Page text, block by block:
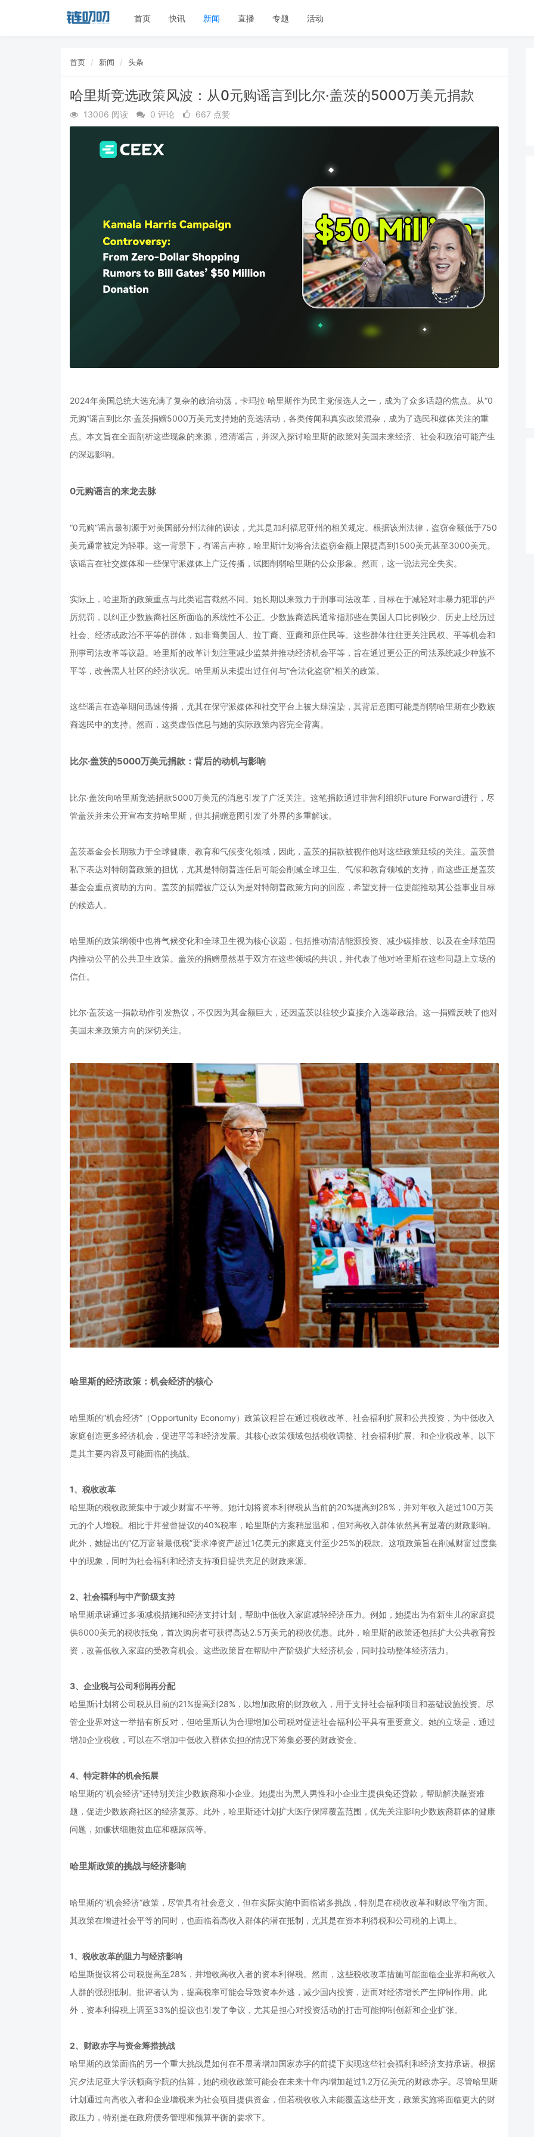
首页 快讯 新闻 直播 专题 活动
首页 新闻 头条
哈里斯竞选政策风波：从0元购谣言到比尔·盖茨的5000万美元捐款
13006 阅读 0 评论 667 点赞
2024年美国总统大选充满了复杂的政治动荡，卡玛拉·哈里斯作为民主党候选人之一，成为了众多话题的焦点。从“0
元购”谣言到比尔·盖茨捐赠5000万美元支持她的竞选活动，各类传闻和真实政策混杂，成为了选民和媒体关注的重
点。本文旨在全面剖析这些现象的来源，澄清谣言，并深入探讨哈里斯的政策对美国未来经济、社会和政治可能产生
的深远影响。
0元购谣言的来龙去脉
“0元购”谣言最初源于对美国部分州法律的误读，尤其是加利福尼亚州的相关规定。根据该州法律，盗窃金额低于750
美元通常被定为轻罪。这一背景下，有谣言声称，哈里斯计划将合法盗窃金额上限提高到1500美元甚至3000美元。
该谣言在社交媒体和一些保守派媒体上广泛传播，试图削弱哈里斯的公众形象。然而，这一说法完全失实。
实际上，哈里斯的政策重点与此类谣言截然不同。她长期以来致力于刑事司法改革，目标在于减轻对非暴力犯罪的严
厉惩罚，以纠正少数族裔社区所面临的系统性不公正。少数族裔选民通常指那些在美国人口比例较少、历史上经历过
社会、经济或政治不平等的群体，如非裔美国人、拉丁裔、亚裔和原住民等。这些群体往往更关注民权、平等机会和
刑事司法改革等议题。哈里斯的改革计划注重减少监禁并推动经济机会平等，旨在通过更公正的司法系统减少种族不
平等，改善黑人社区的经济状况。哈里斯从未提出过任何与“合法化盗窃”相关的政策。
这些谣言在选举期间迅速传播，尤其在保守派媒体和社交平台上被大肆渲染，其背后意图可能是削弱哈里斯在少数族
裔选民中的支持。然而，这类虚假信息与她的实际政策内容完全背离。
比尔·盖茨的5000万美元捐款：背后的动机与影响
比尔·盖茨向哈里斯竞选捐款5000万美元的消息引发了广泛关注。这笔捐款通过非营利组织Future Forward进行，尽
管盖茨并未公开宣布支持哈里斯，但其捐赠意图引发了外界的多重解读。
盖茨基金会长期致力于全球健康、教育和气候变化领域，因此，盖茨的捐款被视作他对这些政策延续的关注。盖茨曾
私下表达对特朗普政策的担忧，尤其是特朗普连任后可能会削减全球卫生、气候和教育领域的支持，而这些正是盖茨
基金会重点资助的方向。盖茨的捐赠被广泛认为是对特朗普政策方向的回应，希望支持一位更能推动其公益事业目标
的候选人。
哈里斯的政策纲领中也将气候变化和全球卫生视为核心议题，包括推动清洁能源投资、减少碳排放、以及在全球范围
内推动公平的公共卫生政策。盖茨的捐赠显然基于双方在这些领域的共识，并代表了他对哈里斯在这些问题上立场的
信任。
比尔·盖茨这一捐款动作引发热议，不仅因为其金额巨大，还因盖茨以往较少直接介入选举政治。这一捐赠反映了他对
美国未来政策方向的深切关注。
哈里斯的经济政策：机会经济的核心
哈里斯的“机会经济”（Opportunity Economy）政策议程旨在通过税收改革、社会福利扩展和公共投资，为中低收入
家庭创造更多经济机会，促进平等和经济发展。其核心政策领域包括税收调整、社会福利扩展、和企业税改革。以下
是其主要内容及可能面临的挑战。
1、税收改革
哈里斯的税收政策集中于减少财富不平等。她计划将资本利得税从当前的20%提高到28%，并对年收入超过100万美
元的个人增税。相比于拜登曾提议的40%税率，哈里斯的方案稍显温和，但对高收入群体依然具有显著的财政影响。
此外，她提出的“亿万富翁最低税”要求净资产超过1亿美元的家庭支付至少25%的税款。这项政策旨在削减财富过度集
中的现象，同时为社会福利和经济支持项目提供充足的财政来源。
2、社会福利与中产阶级支持
哈里斯承诺通过多项减税措施和经济支持计划，帮助中低收入家庭减轻经济压力。例如，她提出为有新生儿的家庭提
供6000美元的税收抵免，首次购房者可获得高达2.5万美元的税收优惠。此外，哈里斯的政策还包括扩大公共教育投
资，改善低收入家庭的受教育机会。这些政策旨在帮助中产阶级扩大经济机会，同时拉动整体经济活力。
3、企业税与公司利润再分配
哈里斯计划将公司税从目前的21%提高到28%，以增加政府的财政收入，用于支持社会福利项目和基础设施投资。尽
管企业界对这一举措有所反对，但哈里斯认为合理增加公司税对促进社会福利公平具有重要意义。她的立场是，通过
增加企业税收，可以在不增加中低收入群体负担的情况下筹集必要的财政资金。
4、特定群体的机会拓展
哈里斯的“机会经济”还特别关注少数族裔和小企业。她提出为黑人男性和小企业主提供免还贷款，帮助解决融资难
题，促进少数族裔社区的经济复苏。此外，哈里斯还计划扩大医疗保障覆盖范围，优先关注影响少数族裔群体的健康
问题，如镰状细胞贫血症和糖尿病等。
哈里斯政策的挑战与经济影响
哈里斯的“机会经济”政策，尽管具有社会意义，但在实际实施中面临诸多挑战，特别是在税收改革和财政平衡方面。
其政策在增进社会平等的同时，也面临着高收入群体的潜在抵制，尤其是在资本利得税和公司税的上调上。
1、税收改革的阻力与经济影响
哈里斯提议将公司税提高至28%，并增收高收入者的资本利得税。然而，这些税收改革措施可能面临企业界和高收入
人群的强烈抵制。批评者认为，提高税率可能会导致资本外逃，减少国内投资，进而对经济增长产生抑制作用。此
外，资本利得税上调至33%的提议也引发了争议，尤其是担心对投资活动的打击可能抑制创新和企业扩张。
2、财政赤字与资金筹措挑战
哈里斯的政策面临的另一个重大挑战是如何在不显著增加国家赤字的前提下实现这些社会福利和经济支持承诺。根据
宾夕法尼亚大学沃顿商学院的估算，她的税收政策可能会在未来十年内增加超过1.2万亿美元的财政赤字。尽管哈里斯
计划通过向高收入者和企业增税来为社会项目提供资金，但若税收收入未能覆盖这些开支，政策实施将面临更大的财
政压力，特别是在政府债务管理和预算平衡的要求下。